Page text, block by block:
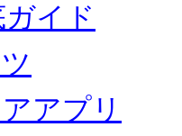
イド
アプリ